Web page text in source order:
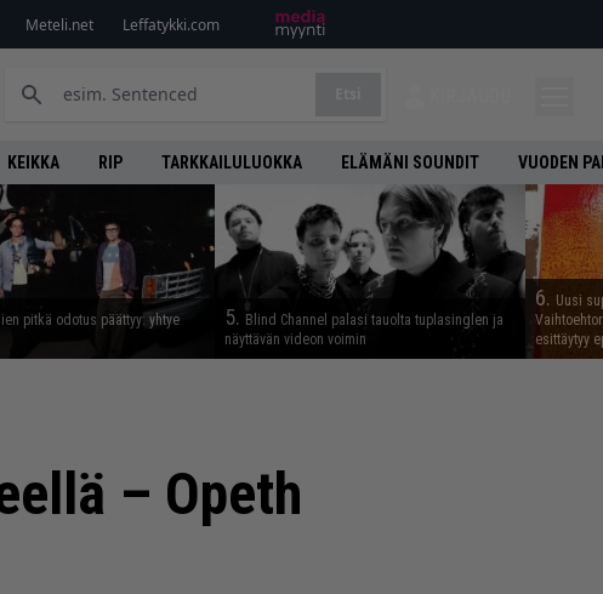
Meteli.net Leffatykki.com
KEIKKA RIP TARKKAILULUOKKA ELÄMÄNI SOUNDIT VUODEN
pitkä odotus päättyy: yhtye
5. Blind Channel palasi tauolta tuplasinglen ja
näyttävän videon voimin
6. Uusi
esittäytyy
– Opeth